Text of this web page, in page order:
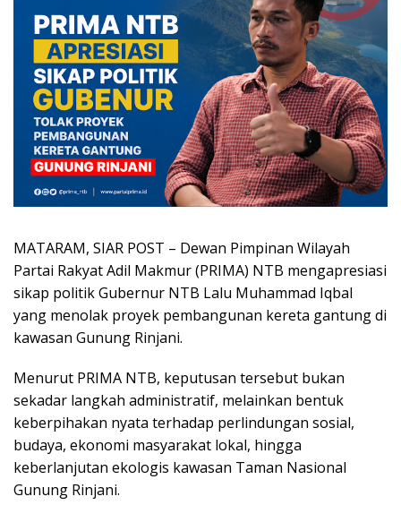
MATARAM, SIAR POST – Dewan Pimpinan Wilayah
Partai Rakyat Adil Makmur (PRIMA) NTB mengapresiasi
sikap politik Gubernur NTB Lalu Muhammad Iqbal
yang menolak proyek pembangunan kereta gantung di
kawasan Gunung Rinjani.
Menurut PRIMA NTB, keputusan tersebut bukan
sekadar langkah administratif, melainkan bentuk
keberpihakan nyata terhadap perlindungan sosial,
budaya, ekonomi masyarakat lokal, hingga
keberlanjutan ekologis kawasan Taman Nasional
Gunung Rinjani.